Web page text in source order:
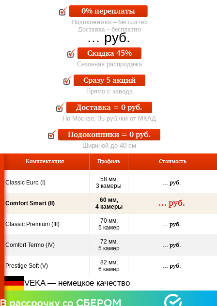
Скидка 45%
Сезонная распродажа
Сразу 5 акций
Прямо с завода
Доставка = 0 руб.
По Москве, 35 руб./км от МКАД
Подоконники = 0 руб.
Шириной до 40 см
0% переплаты
Подоконники – бесплатно
Доставка – бесплатно
… руб.
Комплектация Профиль Стои­мость
Classic Euro (I)
58 мм,
3 камеры
… руб.
Comfort Smart (II)
60 мм,
4 камеры
… руб.
Classic Premium (III)
70 мм,
5 камер
… руб.
Comfort Termo (IV)
72 мм,
5 камер
… руб.
Prestige Soft (V)
82 мм,
6 камер
… руб.
VEKA — немецкое качество